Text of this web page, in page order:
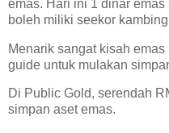
emas. Hari ini 1 dinar
boleh miliki seekor
Menarik sangat kisah
guide untuk mulakan
Di Public Gold, serendah
simpan aset emas.